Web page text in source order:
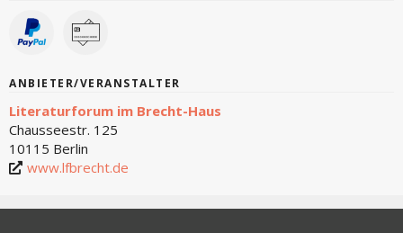
ANBIETER/VERANSTALTER
Literaturforum im Brecht-Haus
Chausseestr. 125
10115 Berlin
www.lfbrecht.de